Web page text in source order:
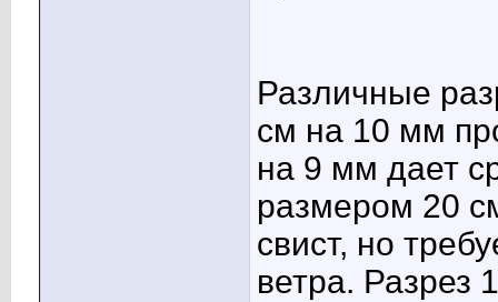
Различные
см на 10 мм
на 9 мм дает
размером 20
свист, но
ветра. Разрез